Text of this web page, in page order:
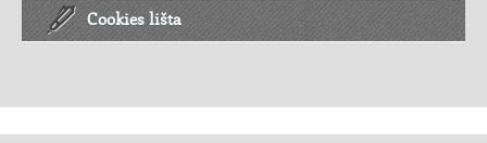
Cookies lišta